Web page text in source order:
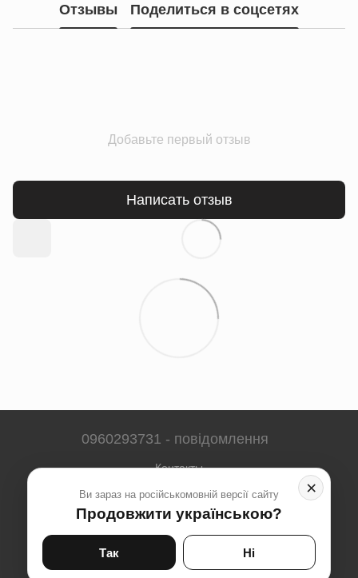
Отзывы Поделиться в соцсетях
Добавьте первый отзыв
Написать отзыв
0960293731 - повідомлення
Контакты
Полная версия сайта
Карта сайта
×
Ви зараз на російськомовній версії сайту
Продовжити українською?
Так Ні